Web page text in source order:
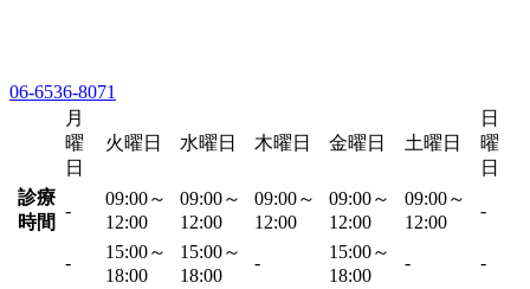
06-6536-8071
月
曜
日
火曜日 水曜日 木曜日 金曜日 土曜日
日
曜
日
診療
時間
-
09:00～
12:00
09:00～
12:00
09:00～
12:00
09:00～
12:00
09:00～
12:00
-
-
15:00～
18:00
15:00～
18:00
-
15:00～
18:00
- -